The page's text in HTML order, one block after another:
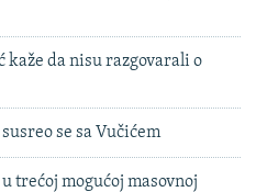
kaže da nisu razgovarali o
se sa Vučićem
trećoj mogućoj masovnoj